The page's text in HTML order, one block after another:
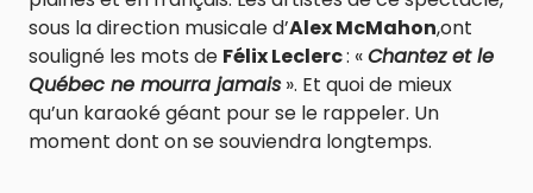
sous la direction musicale d’Alex McMahon,ont
souligné les mots de Félix Leclerc: «Chantez et le
Québec ne mourra jamais». Et quoi de mieux
qu’un karaoké géant pour se le rappeler. Un
moment dont on se souviendra longtemps.